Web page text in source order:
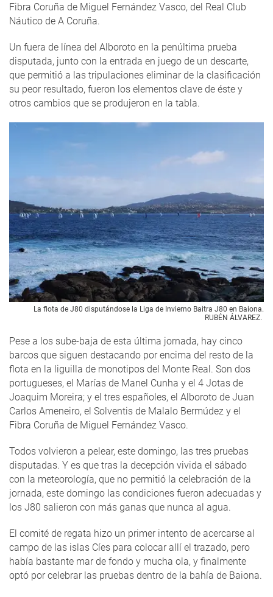
Fibra Coruña de Miguel Fernández Vasco, del Real Club
Náutico de A Coruña.
Un fuera de línea del Alboroto en la penúltima prueba
disputada, junto con la entrada en juego de un descarte,
que permitió a las tripulaciones eliminar de la clasificación
su peor resultado, fueron los elementos clave de éste y
otros cambios que se produjeron en la tabla.
La flota de J80 disputándose la Liga de Invierno Baitra J80 en Baiona.
RUBÉN ÁLVAREZ.
Pese a los sube-baja de esta última jornada, hay cinco
barcos que siguen destacando por encima del resto de la
flota en la liguilla de monotipos del Monte Real. Son dos
portugueses, el Marías de Manel Cunha y el 4 Jotas de
Joaquim Moreira; y el tres españoles, el Alboroto de Juan
Carlos Ameneiro, el Solventis de Malalo Bermúdez y el
Fibra Coruña de Miguel Fernández Vasco.
Todos volvieron a pelear, este domingo, las tres pruebas
disputadas. Y es que tras la decepción vivida el sábado
con la meteorología, que no permitió la celebración de la
jornada, este domingo las condiciones fueron adecuadas y
los J80 salieron con más ganas que nunca al agua.
El comité de regata hizo un primer intento de acercarse al
campo de las islas Cíes para colocar allí el trazado, pero
había bastante mar de fondo y mucha ola, y finalmente
optó por celebrar las pruebas dentro de la bahía de Baiona.